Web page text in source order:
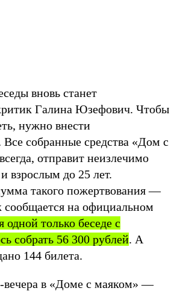
вновь станет
Галина Юзефович. Чтобы
нужно внести
Все собранные средства «Дом с
отправит неизлечимо
взрослым до 25 лет.
такого пожертвования —
сообщается на официальном
одной только беседе с
собрать 56 300 рублей. А
144 билета.
в «Доме с маяком» —